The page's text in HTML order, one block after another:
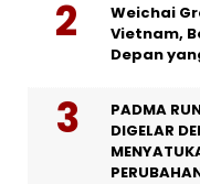
Weichai
Vietnam,
Depan
PADMA
DIGELAR